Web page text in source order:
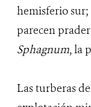
hemisferio sur;
parecen
Sphagnum, la
Las turberas